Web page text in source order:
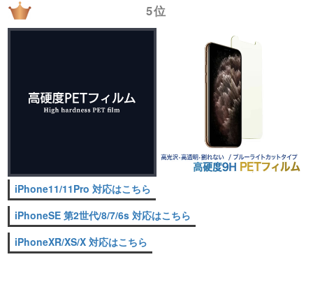
5位
iPhone11/11Pro 対応はこちら
iPhoneSE 第2世代/8/7/6s 対応はこちら
iPhoneXR/XS/X 対応はこちら